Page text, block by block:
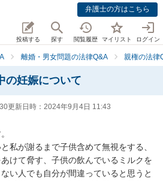
弁護士の方はこちら
投稿する 探す 閲覧履歴 マイリスト ログイン
離婚・男女問題の法律Q&A 親権の法律
の妊娠について
更新日時： 2024年9月4日 11:43
私が謝るまで子供含めて無視をする、
けて脅す、子供の飲んでいるミルクを
い人でも自分が間違っていると思うと